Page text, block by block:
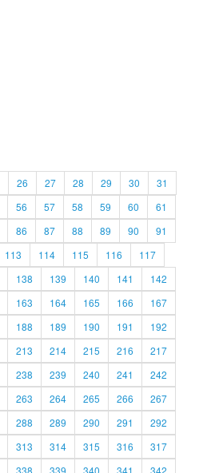
26 27 28 29 30
31
56 57 58 59 60
61
86 87 88 89 90
91
113 114 115 116
117
138 139 140 141
142
163 164 165 166
167
188 189 190 191
192
213 214 215 216
217
238 239 240 241
242
263 264 265 266
267
288 289 290 291
292
313 314 315 316
317
338 339 340 341 342